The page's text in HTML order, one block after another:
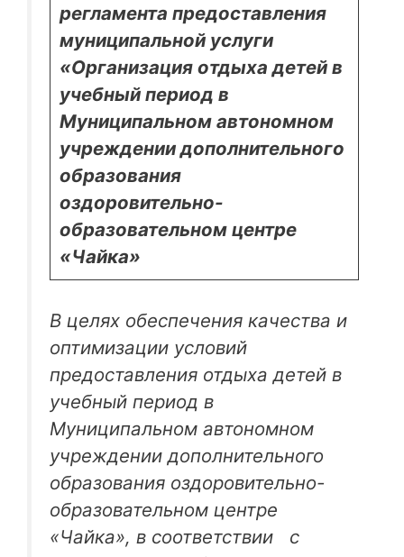
регламента предоставления
муниципальной услуги
«Организация отдыха детей в
учебный период в
Муниципальном автономном
учреждении дополнительного
образования
оздоровительно-
образовательном центре
«Чайка»
В целях обеспечения качества и
оптимизации условий
предоставления отдыха детей в
учебный период в
Муниципальном автономном
учреждении дополнительного
образования оздоровительно-
образовательном центре
«Чайка», в соответствии с